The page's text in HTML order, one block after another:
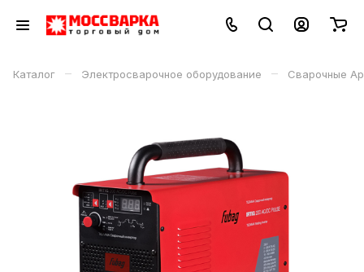
Каталог – Электросварочное оборудование – Сварочные